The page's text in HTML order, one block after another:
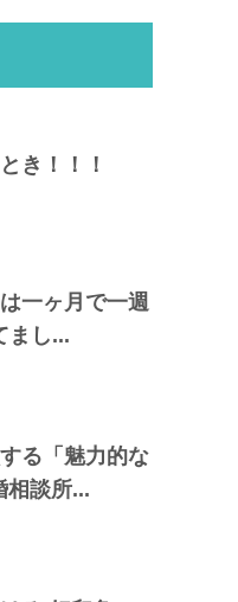
き！！！
一ヶ月で一週
まし...
る「魅力的な
相談所...